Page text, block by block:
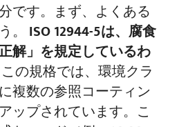
です。まず、よくある
。 ISO 12944-5は、腐食
解」を規定しているわ
の規格では、環境クラ
複数の参照コーティン
ップされています。こ